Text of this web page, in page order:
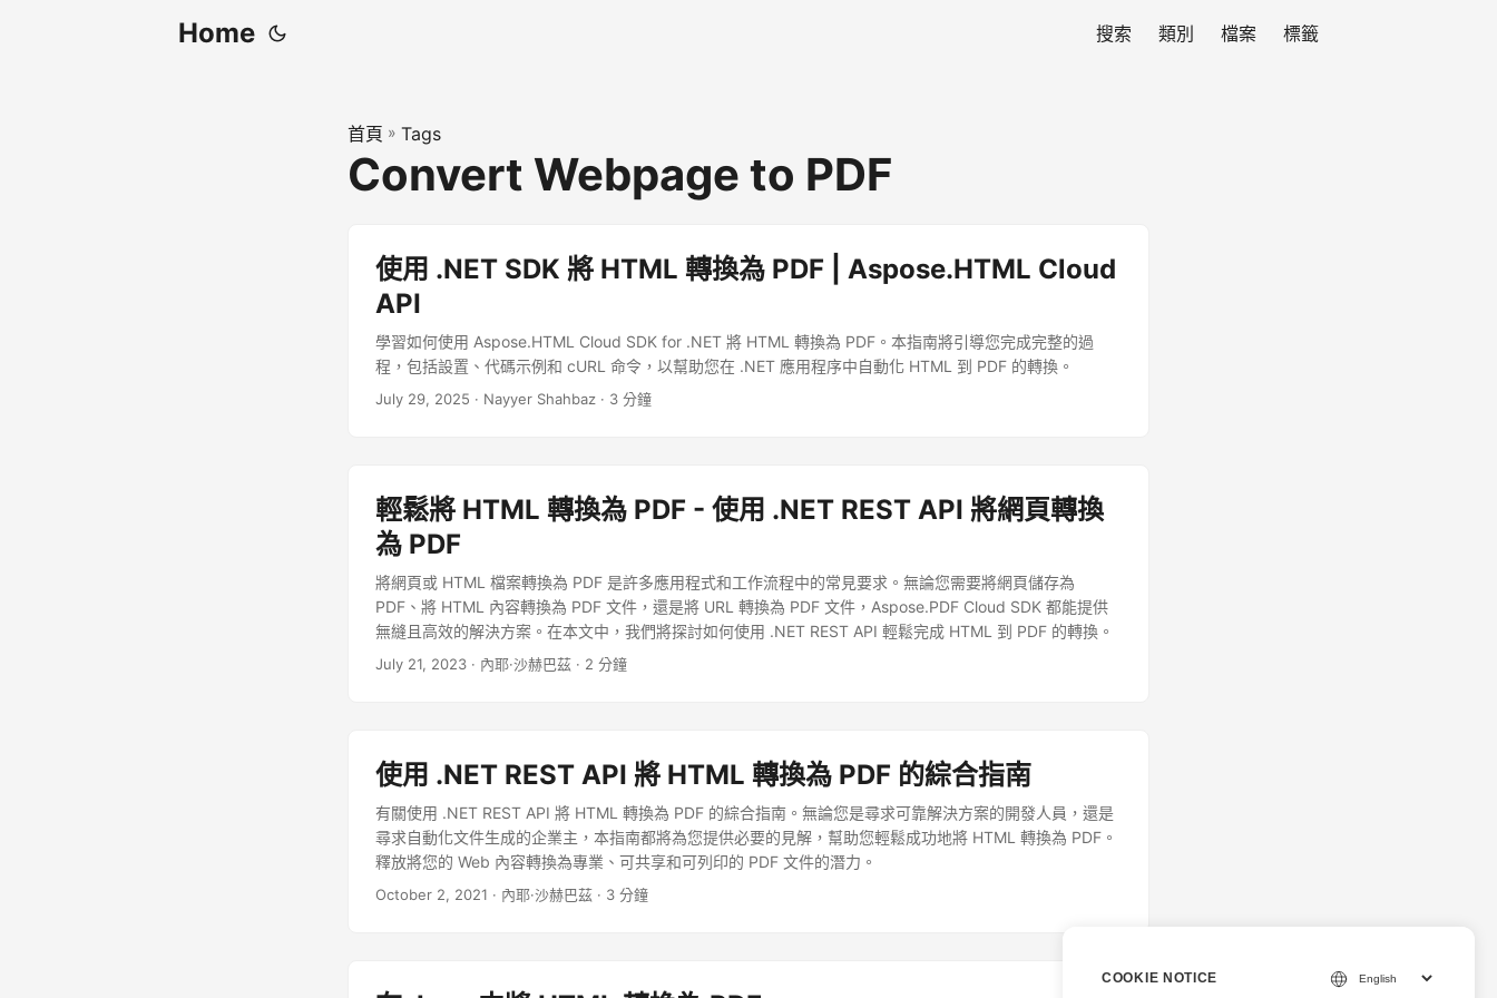
Home 搜索 類別 檔案 標籤
首頁 » Tags
Convert Webpage to PDF
使用 .NET SDK 將 HTML 轉換為 PDF | Aspose.HTML Cloud
API
學習如何使用 Aspose.HTML Cloud SDK for .NET 將 HTML 轉換為 PDF。本指南將引導您完成完整的過
程，包括設置、代碼示例和 cURL 命令，以幫助您在 .NET 應用程序中自動化 HTML 到 PDF 的轉換。
July 29, 2025 · Nayyer Shahbaz · 3 分鐘
輕鬆將 HTML 轉換為 PDF - 使用 .NET REST API 將網頁轉換
為 PDF
將網頁或 HTML 檔案轉換為 PDF 是許多應用程式和工作流程中的常見要求。無論您需要將網頁儲存為
PDF、將 HTML 內容轉換為 PDF 文件，還是將 URL 轉換為 PDF 文件，Aspose.PDF Cloud SDK 都能提供
無縫且高效的解決方案。在本文中，我們將探討如何使用 .NET REST API 輕鬆完成 HTML 到 PDF 的轉換。
July 21, 2023 · 內耶·沙赫巴茲 · 2 分鐘
使用 .NET REST API 將 HTML 轉換為 PDF 的綜合指南
有關使用 .NET REST API 將 HTML 轉換為 PDF 的綜合指南。無論您是尋求可靠解決方案的開發人員，還是
尋求自動化文件生成的企業主，本指南都將為您提供必要的見解，幫助您輕鬆成功地將 HTML 轉換為 PDF。
釋放將您的 Web 內容轉換為專業、可共享和可列印的 PDF 文件的潛力。
October 2, 2021 · 內耶·沙赫巴茲 · 3 分鐘
COOKIE NOTICE